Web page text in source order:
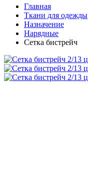
Главная
Ткани для одежды
Назначение
Нарядные
Сетка бистрейч